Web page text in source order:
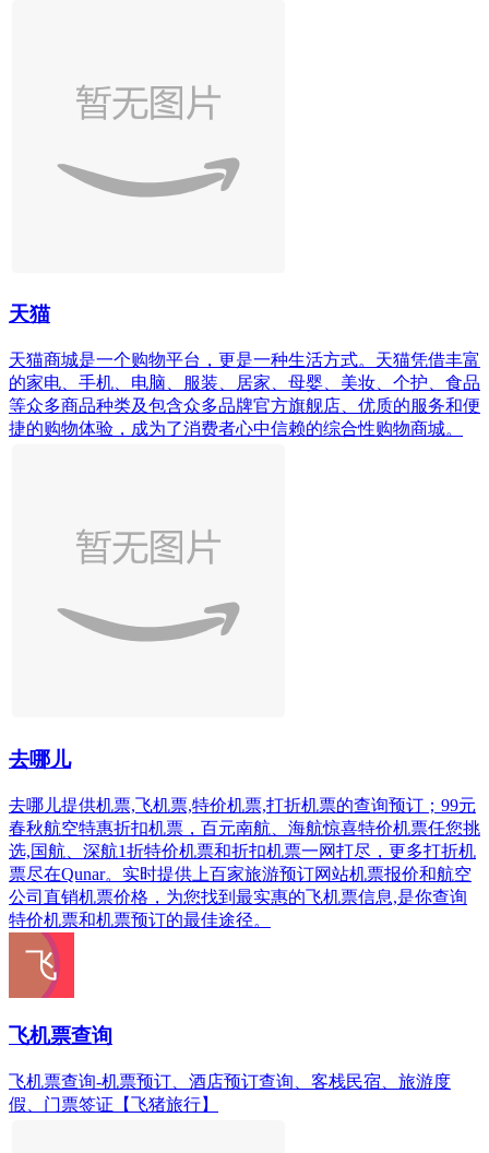
天猫
天猫商城是一个购物平台，更是一种生活方式。天猫凭借丰富
的家电、手机、电脑、服装、居家、母婴、美妆、个护、食品
等众多商品种类及包含众多品牌官方旗舰店、优质的服务和便
捷的购物体验，成为了消费者心中信赖的综合性购物商城。
去哪儿
去哪儿提供机票,飞机票,特价机票,打折机票的查询预订；99元
春秋航空特惠折扣机票，百元南航、海航惊喜特价机票任您挑
选,国航、深航1折特价机票和折扣机票一网打尽，更多打折机
票尽在Qunar。实时提供上百家旅游预订网站机票报价和航空
公司直销机票价格，为您找到最实惠的飞机票信息,是你查询
特价机票和机票预订的最佳途径。
飞机票查询
飞机票查询-机票预订、酒店预订查询、客栈民宿、旅游度
假、门票签证【飞猪旅行】